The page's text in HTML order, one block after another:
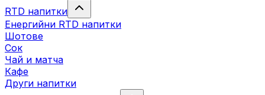
RTD напитки
Енергийни RTD напитки
Шотове
Сок
Чай и матча
Кафе
Други напитки